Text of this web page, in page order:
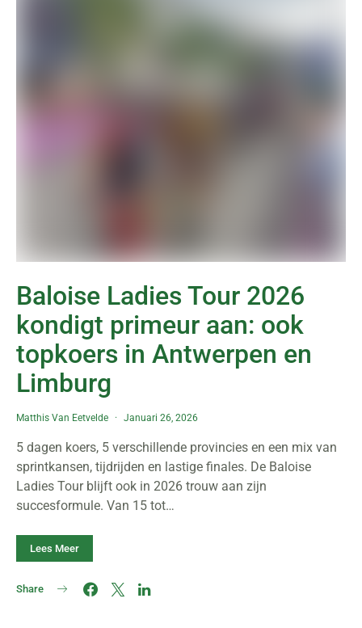
Baloise Ladies Tour 2026
kondigt primeur aan: ook
topkoers in Antwerpen en
Limburg
Matthis Van Eetvelde Januari 26, 2026
5 dagen koers, 5 verschillende provincies en een mix van
sprintkansen, tijdrijden en lastige finales. De Baloise
Ladies Tour blijft ook in 2026 trouw aan zijn
succesformule. Van 15 tot…
Lees Meer
Share